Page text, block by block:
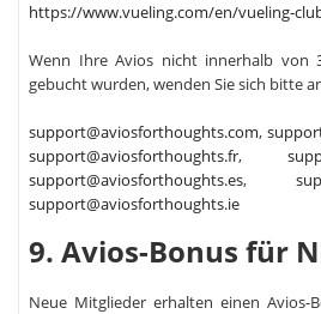
https://www.vueling.com/en/vueling-
Wenn Ihre Avios nicht innerhalb von
gebucht wurden, wenden Sie sich bitte
support@aviosforthoughts.com,
support@aviosforthoughts.fr,
support@aviosforthoughts.es,
support@aviosforthoughts.ie
9. Avios-Bonus für
Neue Mitglieder erhalten einen Avios-